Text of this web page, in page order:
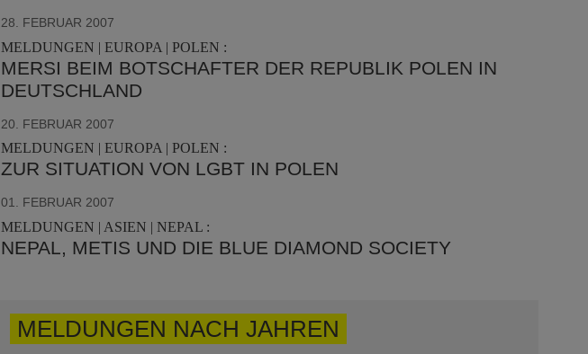
28. FEBRUAR 2007
MELDUNGEN | EUROPA | POLEN :
MERSI BEIM BOTSCHAFTER DER REPUBLIK POLEN IN
DEUTSCHLAND
20. FEBRUAR 2007
MELDUNGEN | EUROPA | POLEN :
ZUR SITUATION VON LGBT IN POLEN
01. FEBRUAR 2007
MELDUNGEN | ASIEN | NEPAL :
NEPAL, METIS UND DIE BLUE DIAMOND SOCIETY
MELDUNGEN NACH JAHREN